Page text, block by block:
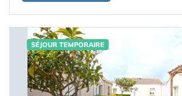
SÉJOUR TEMPORAIRE